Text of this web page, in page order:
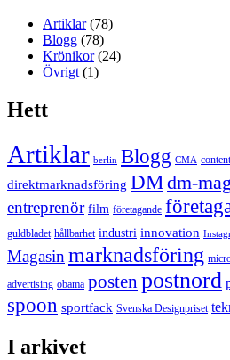
Artiklar(78)
Blogg (78)
Krönikor(24)
Övrigt(1)
Hett
Artiklar berlin Blogg CMA
direktmarknadsföring DMdm-
entreprenör film företagande
guldbladet hållbarhet industri innovation
Magasinmarknadsföring
advertising obama posten postnord
spoon sportfack Svenska Designpriset
I arkivet